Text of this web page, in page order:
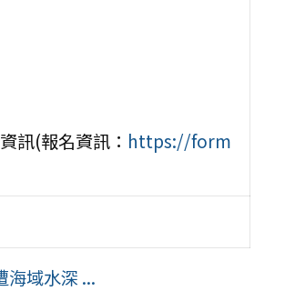
訊(報名資訊： https://form
海域水深 ...